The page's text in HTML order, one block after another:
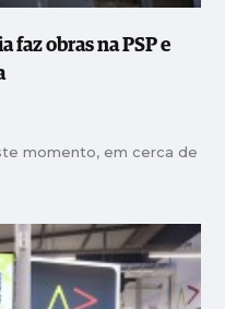
faz obras na PSP e
momento, em cerca de